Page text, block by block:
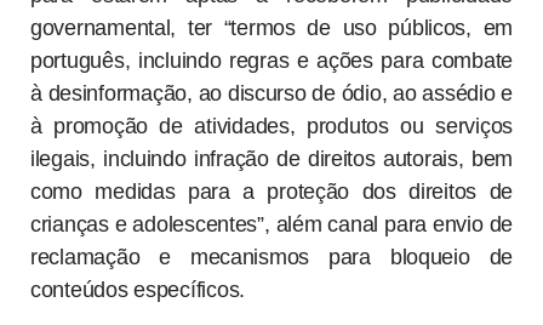
governamental, ter “termos de uso públicos, em
português, incluindo regras e ações para combate
à desinformação, ao discurso de ódio, ao assédio e
à promoção de atividades, produtos ou serviços
ilegais, incluindo infração de direitos autorais, bem
como medidas para a proteção dos direitos de
crianças e adolescentes”, além canal para envio de
reclamação e mecanismos para bloqueio de
conteúdos específicos.